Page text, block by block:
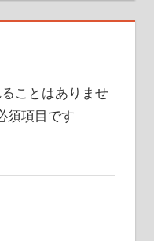
ことはありませ
須項目です